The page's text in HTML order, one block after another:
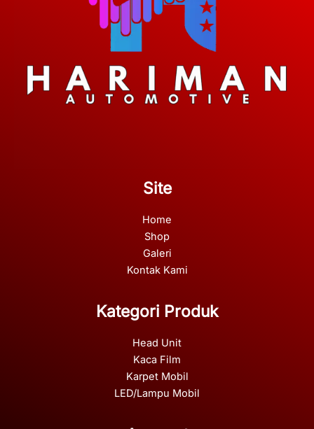
Site
Home
Shop
Galeri
Kontak Kami
Kategori Produk
Head Unit
Kaca Film
Karpet Mobil
LED/Lampu Mobil